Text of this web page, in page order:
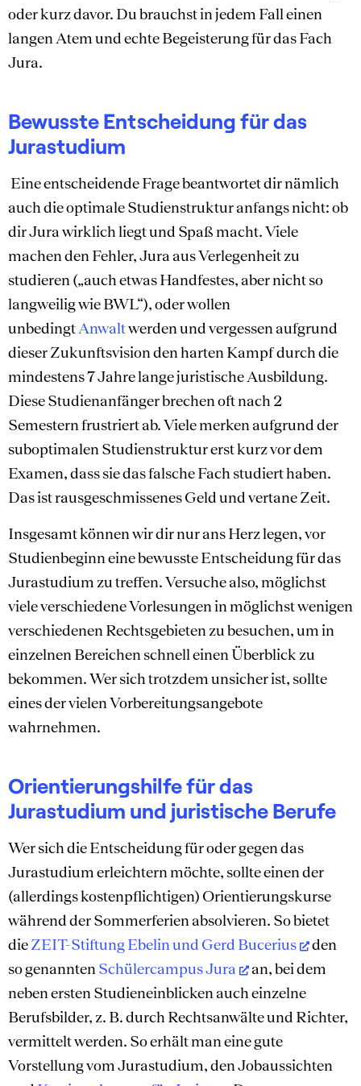
oder kurz davor. Du brauchst in jedem Fall einen
langen Atem und echte Begeisterung für das Fach
Jura.
Bewusste Entscheidung für das
Jurastudium
Eine entscheidende Frage beantwortet dir nämlich
auch die optimale Studienstruktur anfangs nicht: ob
dir Jura wirklich liegt und Spaß macht. Viele
machen den Fehler, Jura aus Verlegenheit zu
studieren („auch etwas Handfestes, aber nicht so
langweilig wie BWL“), oder wollen
unbedingt Anwaltwerden und vergessen aufgrund
dieser Zukunftsvision den harten Kampf durch die
mindestens 7 Jahre lange juristische Ausbildung.
Diese Studienanfänger brechen oft nach 2
Semestern frustriert ab. Viele merken aufgrund der
suboptimalen Studienstruktur erst kurz vor dem
Examen, dass sie das falsche Fach studiert haben.
Das ist rausgeschmissenes Geld und vertane Zeit.
Insgesamt können wir dir nur ans Herz legen, vor
Studienbeginn eine bewusste Entscheidung für das
Jurastudium zu treffen. Versuche also, möglichst
viele verschiedene Vorlesungen in möglichst wenigen
verschiedenen Rechtsgebieten zu besuchen, um in
einzelnen Bereichen schnell einen Überblick zu
bekommen. Wer sich trotzdem unsicher ist, sollte
eines der vielen Vorbereitungsangebote
wahrnehmen.
Orientierungshilfe für das
Jurastudium und juristische Berufe
Wer sich die Entscheidung für oder gegen das
Jurastudium erleichtern möchte, sollte einen der
(allerdings kostenpflichtigen) Orientierungskurse
während der Sommerferien absolvieren. So bietet
dieZEIT-Stiftung Ebelin und Gerd Bucerius
den
so genannten Schülercampus Jura
an, bei dem
neben ersten Studieneinblicken auch einzelne
Berufsbilder, z. B. durch Rechtsanwälte und Richter,
vermittelt werden. So erhält man eine gute
Vorstellung vom Jurastudium, den Jobaussichten